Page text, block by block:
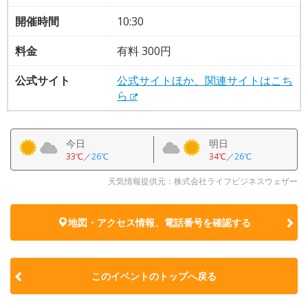
開催時間
10:30
料金
有料 300円
公式サイト
公式サイトほか、関連サイトはこち
ら
今日
33℃／26℃
明日
34℃／26℃
天気情報提供元：株式会社ライフビジネスウェザー
地図・アクセス情報、電話番号を確認する
このイベントのトップへ戻る